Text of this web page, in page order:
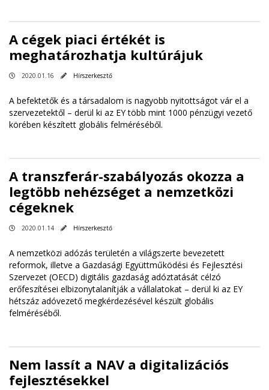
A cégek piaci értékét is
meghatározhatja kultúrájuk
2020.01.16 Hírszerkesztő
A befektetők és a társadalom is nagyobb nyitottságot vár el a
szervezetektől – derül ki az EY több mint 1000 pénzügyi vezető
körében készített globális felméréséből.
A transzferár-szabályozás okozza a
legtöbb nehézséget a nemzetközi
cégeknek
2020.01.14 Hírszerkesztő
A nemzetközi adózás területén a világszerte bevezetett
reformok, illetve a Gazdasági Együttműködési és Fejlesztési
Szervezet (OECD) digitális gazdaság adóztatását célzó
erőfeszítései elbizonytalanítják a vállalatokat – derül ki az EY
hétszáz adóvezető megkérdezésével készült globális
felméréséből.
Nem lassít a NAV a digitalizációs
fejlesztésekkel